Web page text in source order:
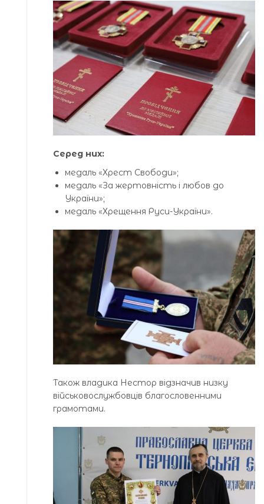
Серед них:
медаль «Хрест Свободи»;
медаль «За жертовність і любов до
України»;
медаль «Хрещення Руси-України».
Також владика Нестор відзначив низку
військовослужбовців благословенними
грамотами.